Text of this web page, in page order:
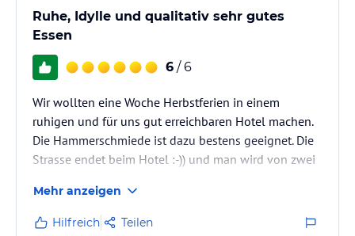
Ruhe, Idylle und qualitativ sehr gutes
Essen
6 / 6
Wir wollten eine Woche Herbstferien in einem
ruhigen und für uns gut erreichbaren Hotel machen.
Die Hammerschmiede ist dazu bestens geeignet. Die
Strasse endet beim Hotel :-)) und man wird von zwei
unseren Reisegrund war es bestens geeignet. Wir
haben uns willkommen und wohl gefühlt.
Mehr anzeigen
Hilfreich Teilen